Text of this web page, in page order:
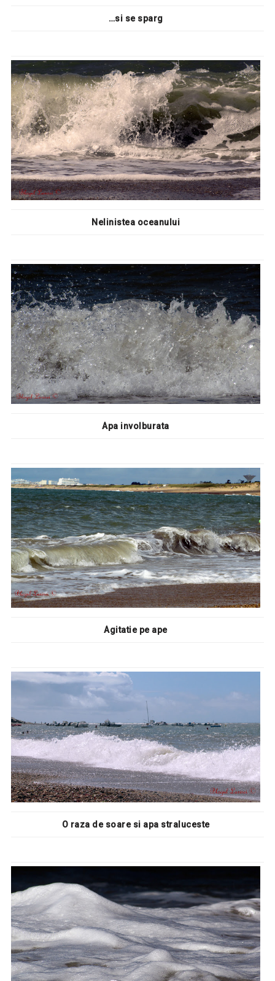
…si se sparg
Nelinistea oceanului
Apa involburata
Agitatie pe ape
O raza de soare si apa straluceste